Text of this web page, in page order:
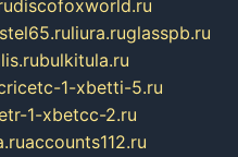
discofoxworld.ru
liura.ruglasspb.ru
bulkitula.ru
1-xbetti-5.ru
1-xbetcc-2.ru
accounts112.ru